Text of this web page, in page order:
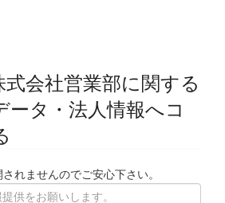
式会社営業部に関する
ータ・法人情報へコ
れませんのでご安心下さい。